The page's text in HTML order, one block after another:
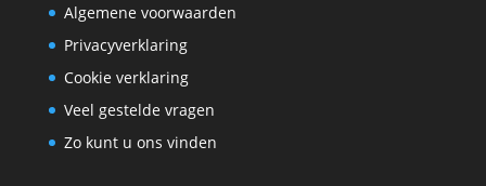
Algemene voorwaarden
Privacyverklaring
Cookie verklaring
Veel gestelde vragen
Zo kunt u ons vinden